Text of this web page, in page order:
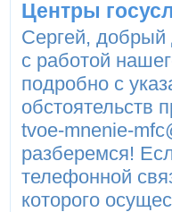
Центры
Сергей, добрый
с работой
подробно с
обстоятельств
tvoe-mnenie-
разберемся!
телефонной
которого